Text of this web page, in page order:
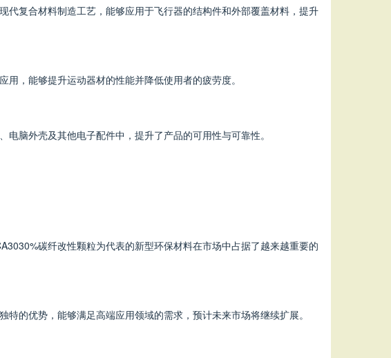
复合材料制造工艺，能够应用于飞行器的结构件和外部覆盖材料，提升
，能够提升运动器材的性能并降低使用者的疲劳度。
脑外壳及其他电子配件中，提升了产品的可用性与可靠性。
碳纤改性颗粒为代表的新型环保材料在市场中占据了越来越重要的
的优势，能够满足高端应用领域的需求，预计未来市场将继续扩展。